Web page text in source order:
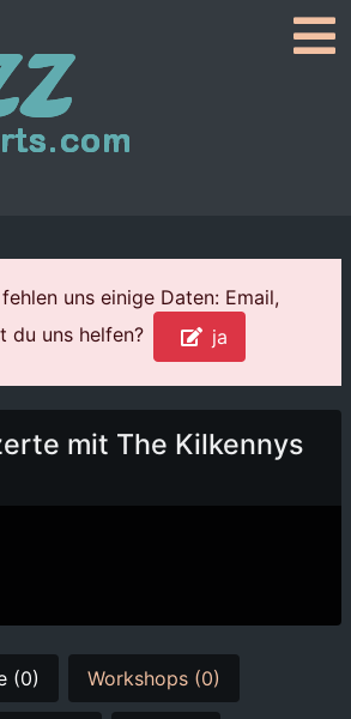
uns einige Daten: Email,
du uns helfen?
ja
mit The Kilkennys
(0) Workshops (0)